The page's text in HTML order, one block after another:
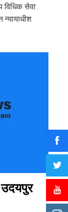
विधिक सेवा
उदयपुर